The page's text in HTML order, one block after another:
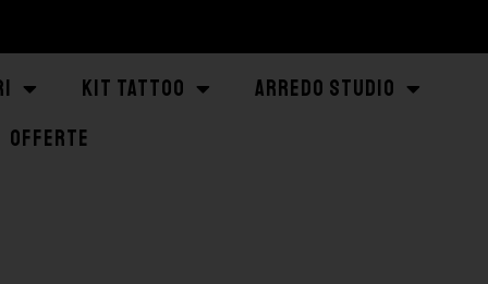
KIT TATTOO
ARREDO STUDIO
OFFERTE